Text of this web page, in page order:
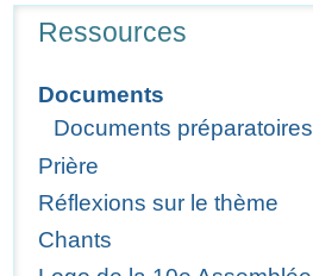
Ressources
Documents
Documents préparatoires
Prière
Réflexions sur le thème
Chants